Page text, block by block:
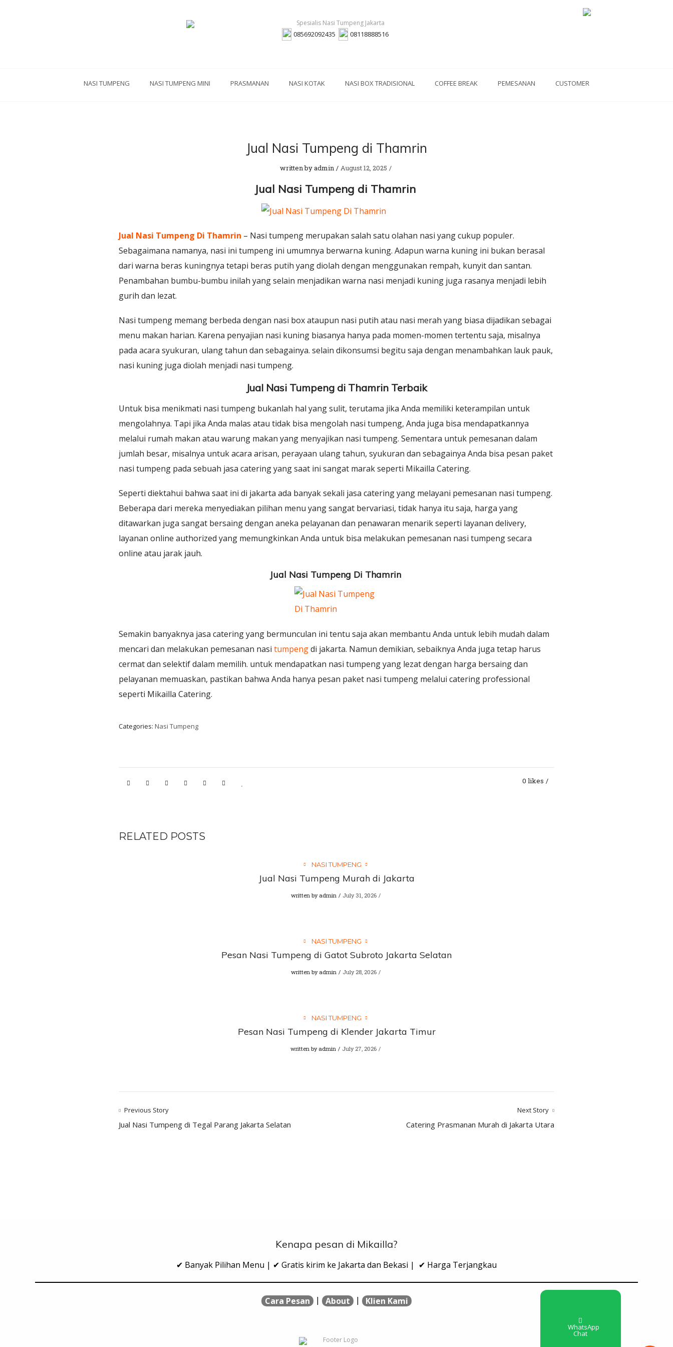
085692092435 08118888516
NASI TUMPENG NASI TUMPENG MINI PRASMANAN NASI KOTAK NASI BOX TRADISIONAL COFFEE BREAK PEMESANAN CUSTOMER
Jual Nasi Tumpeng di Thamrin
written byadmin August 12, 2025
Jual Nasi Tumpeng di Thamrin
Jual Nasi Tumpeng Di Thamrin – Nasi tumpeng merupakan salah satu olahan nasi yang cukup populer.
Sebagaimana namanya, nasi ini tumpeng ini umumnya berwarna kuning. Adapun warna kuning ini bukan berasal
dari warna beras kuningnya tetapi beras putih yang diolah dengan menggunakan rempah, kunyit dan santan.
Penambahan bumbu-bumbu inilah yang selain menjadikan warna nasi menjadi kuning juga rasanya menjadi lebih
gurih dan lezat.
Nasi tumpeng memang berbeda dengan nasi box ataupun nasi putih atau nasi merah yang biasa dijadikan sebagai
menu makan harian. Karena penyajian nasi kuning biasanya hanya pada momen-momen tertentu saja, misalnya
pada acara syukuran, ulang tahun dan sebagainya. selain dikonsumsi begitu saja dengan menambahkan lauk pauk,
nasi kuning juga diolah menjadi nasi tumpeng.
Jual Nasi Tumpeng di Thamrin Terbaik
Untuk bisa menikmati nasi tumpeng bukanlah hal yang sulit, terutama jika Anda memiliki keterampilan untuk
mengolahnya. Tapi jika Anda malas atau tidak bisa mengolah nasi tumpeng, Anda juga bisa mendapatkannya
melalui rumah makan atau warung makan yang menyajikan nasi tumpeng. Sementara untuk pemesanan dalam
jumlah besar, misalnya untuk acara arisan, perayaan ulang tahun, syukuran dan sebagainya Anda bisa pesan paket
nasi tumpeng pada sebuah jasa catering yang saat ini sangat marak seperti Mikailla Catering.
Seperti diektahui bahwa saat ini di jakarta ada banyak sekali jasa catering yang melayani pemesanan nasi tumpeng.
Beberapa dari mereka menyediakan pilihan menu yang sangat bervariasi, tidak hanya itu saja, harga yang
ditawarkan juga sangat bersaing dengan aneka pelayanan dan penawaran menarik seperti layanan delivery,
layanan online authorized yang memungkinkan Anda untuk bisa melakukan pemesanan nasi tumpeng secara
online atau jarak jauh.
Jual Nasi Tumpeng Di Thamrin
Semakin banyaknya jasa catering yang bermunculan ini tentu saja akan membantu Anda untuk lebih mudah dalam
mencari dan melakukan pemesanan nasi tumpengdi jakarta. Namun demikian, sebaiknya Anda juga tetap harus
cermat dan selektif dalam memilih. untuk mendapatkan nasi tumpeng yang lezat dengan harga bersaing dan
pelayanan memuaskan, pastikan bahwa Anda hanya pesan paket nasi tumpeng melalui catering professional
seperti Mikailla Catering.
Categories: Nasi Tumpeng
0 likes
RELATED POSTS
NASI TUMPENG
Jual Nasi Tumpeng Murah di Jakarta
written by admin July 31, 2026
NASI TUMPENG
Pesan Nasi Tumpeng di Gatot Subroto Jakarta Selatan
written by admin July 28, 2026
NASI TUMPENG
Pesan Nasi Tumpeng di Klender Jakarta Timur
written by admin July 27, 2026
Previous Story
Jual Nasi Tumpeng di Tegal Parang Jakarta Selatan
Next Story
Catering Prasmanan Murah di Jakarta Utara
Kenapa pesan di Mikailla?
✔ Banyak Pilihan Menu | ✔ Gratis kirim ke Jakarta dan Bekasi | ✔ Harga Terjangkau
Cara Pesan | About | Klien Kami
WhatsApp
Chat